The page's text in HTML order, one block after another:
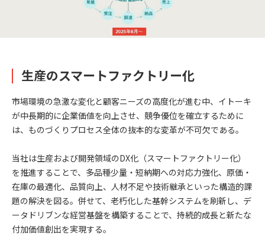
生産のスマートファクトリー化
市場環境の急激な変化と顧客ニーズの高度化が進む中、イトーキ
が中長期的に企業価値を向上させ、競争優位を確立するために
は、ものづくりプロセス全体の抜本的な変革が不可欠である。
当社は生産および開発領域のDX化（スマートファクトリー化）
を推進することで、多品種少量・短納期への対応力強化、原価・
在庫の最適化、品質向上、人材不足や技術継承といった構造的課
題の解決を図る。併せて、老朽化した基幹システムを刷新し、デ
ータドリブンな経営基盤を構築することで、持続的成長と新たな
付加価値創出を実現する。